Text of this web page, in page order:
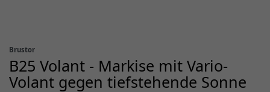
Brustor
B25 Volant - Markise mit Vario-
Volant gegen tiefstehende Sonne